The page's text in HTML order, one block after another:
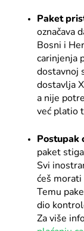
Paket
označava
Bosni i
carinjenja
dostavnoj
dostavlja
a nije
već platio
Postupak
paket
Svi
ćeš morati
Temu
dio
Za više